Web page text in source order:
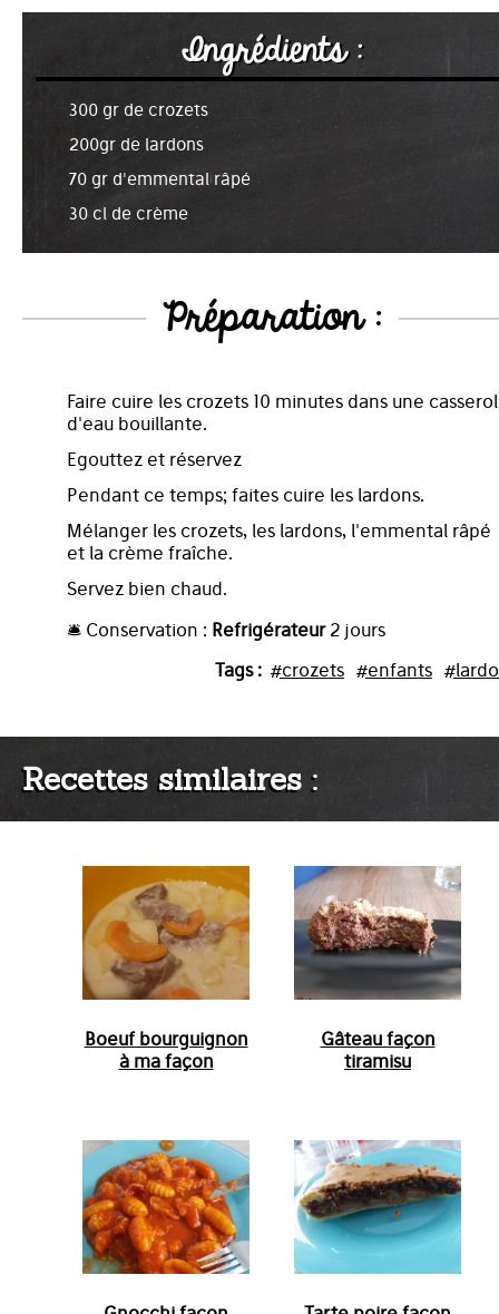
Ingrédients :
300 gr de crozets
200gr de lardons
70 gr d'emmental râpé
30 cl de crème
Préparation :
Faire cuire les crozets 10 minutes dans une
d'eau bouillante.
Egouttez et réservez
Pendant ce temps; faites cuire les lardons.
Mélanger les crozets, les lardons, l'emmental râpé
et la crème fraîche.
Servez bien chaud.
🛎️ Conservation : Refrigérateur2 jours
Tags : #crozets #enfants
Recettes similaires :
Boeuf bourguignon
à ma façon
Gâteau façon
tiramisu